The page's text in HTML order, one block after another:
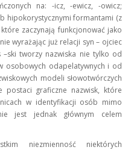
na: -icz, -ewicz, -owicz;
hipokorystycznymi formantami (z
zaczynają funkcjonować jako
wyrażając już relacji syn – ojciec
tworzy nazwiska nie tylko od
osobowych odapelatywnych i od
modeli słowotwórczych
postaci graficzne nazwisk, które
w identyfikacji osób mimo
jest jednak głównym celem
niezmienność niektórych